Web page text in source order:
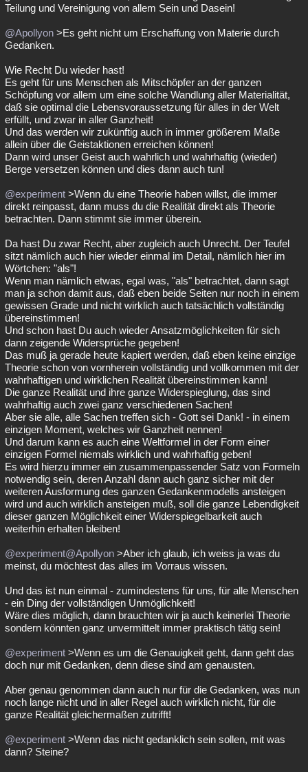
Teilung und Vereinigung von allem Sein und Dasein!
@Apollyon >Es geht nicht um Erschaffung von Materie durch
Gedanken.
Wie Recht Du wieder hast!
Es geht für uns Menschen als Mitschöpfer an der ganzen
Schöpfung vor allem um eine solche Wandlung aller Materialität,
daß sie optimal die Lebensvoraussetzung für alles in der Welt
erfüllt, und zwar in aller Ganzheit!
Und das werden wir zukünftig auch in immer größerem Maße
allein über die Geistaktionen erreichen können!
Dann wird unser Geist auch wahrlich und wahrhaftig (wieder)
Berge versetzen können und dies dann auch tun!
@experiment >Wenn du eine Theorie haben willst, die immer
direkt reinpasst, dann muss du die Realität direkt als Theorie
betrachten. Dann stimmt sie immer überein.
Da hast Du zwar Recht, aber zugleich auch Unrecht. Der Teufel
sitzt nämlich auch hier wieder einmal im Detail, nämlich hier im
Wörtchen: "als"!
Wenn man nämlich etwas, egal was, "als" betrachtet, dann sagt
man ja schon damit aus, daß eben beide Seiten nur noch in einem
gewissen Grade und nicht wirklich auch tatsächlich vollständig
übereinstimmen!
Und schon hast Du auch wieder Ansatzmöglichkeiten für sich
dann zeigende Widersprüche gegeben!
Das muß ja gerade heute kapiert werden, daß eben keine einzige
Theorie schon von vornherein vollständig und vollkommen mit der
wahrhaftigen und wirklichen Realität übereinstimmen kann!
Die ganze Realität und ihre ganze Widerspieglung, das sind
wahrhaftig auch zwei ganz verschiedenen Sachen!
Aber sie alle, alle Sachen treffen sich - Gott sei Dank! - in einem
einzigen Moment, welches wir Ganzheit nennen!
Und darum kann es auch eine Weltformel in der Form einer
einzigen Formel niemals wirklich und wahrhaftig geben!
Es wird hierzu immer ein zusammenpassender Satz von Formeln
notwendig sein, deren Anzahl dann auch ganz sicher mit der
weiteren Ausformung des ganzen Gedankenmodells ansteigen
wird und auch wirklich ansteigen muß, soll die ganze Lebendigkeit
dieser ganzen Möglichkeit einer Widerspiegelbarkeit auch
weiterhin erhalten bleiben!
@experiment@Apollyon >Aber ich glaub, ich weiss ja was du
meinst, du möchtest das alles im Vorraus wissen.
Und das ist nun einmal - zumindestens für uns, für alle Menschen
- ein Ding der vollständigen Unmöglichkeit!
Wäre dies möglich, dann brauchten wir ja auch keinerlei Theorie
sondern könnten ganz unvermittelt immer praktisch tätig sein!
@experiment >Wenn es um die Genauigkeit geht, dann geht das
doch nur mit Gedanken, denn diese sind am genausten.
Aber genau genommen dann auch nur für die Gedanken, was nun
noch lange nicht und in aller Regel auch wirklich nicht, für die
ganze Realität gleichermaßen zutrifft!
@experiment >Wenn das nicht gedanklich sein sollen, mit was
dann? Steine?